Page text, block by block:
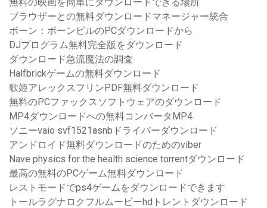
無料の映画を簡単にダウンロードできる場所
ブラウザーとの無料ダウンロードマネージャー統合
ボーン：ボーンビルのPCダウンロードから
DJプログラム無料完全版をダウンロード
ダウンロード急流魔法の調査
Halfbrickゲームの無料ダウンロード
歌姫アレックスフリンPDF無料ダウンロード
無料のPCファックスソフトウェアのダウンロード
MP4ダウンロードへの無料コンバータMP4
ソニーvaio svf1521asnbドライバーダウンロード
アンドロイド無料ダウンロードのためのviber
Nave physics for the health science torrentダウンロード
最高の無料のPCゲーム無料ダウンロード
レストモードでps4ゲームをダウンロードできます
トールラグナロクフルムービーhdトレントダウンロード